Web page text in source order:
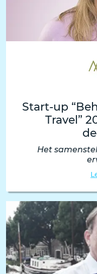
Start-up
Travel”
Het